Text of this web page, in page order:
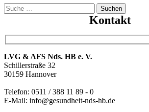
suchst
Du?
Kontakt
LVG & AFS Nds. HB e. V.
Schillerstraße 32
30159 Hannover
Telefon: 0511 / 388 11 89 - 0
E-Mail: info@gesundheit-nds-hb.de